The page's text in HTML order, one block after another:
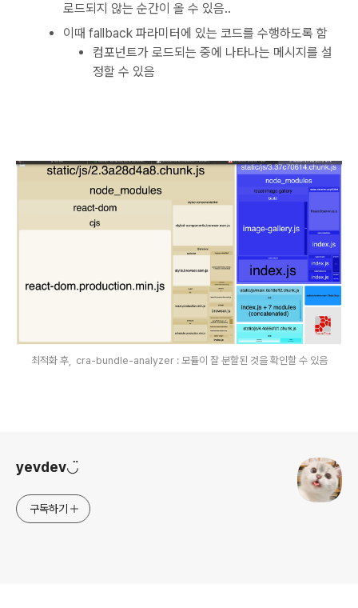
로드되지 않는 순간이 올 수 있음..
이때 fallback 파라미터에 있는 코드를 수행하도록 함
컴포넌트가 로드되는 중에 나타나는 메시지를 설
정할 수 있음
최적화 후, cra-bundle-analyzer : 모듈이 잘 분할된 것을 확인할 수 있음
yevdev◡̈
구독하기